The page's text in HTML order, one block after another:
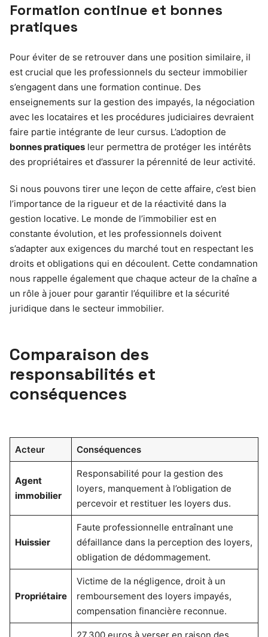
Formation continue et bonnes
pratiques
Pour éviter de se retrouver dans une position similaire, il
est crucial que les professionnels du secteur immobilier
s’engagent dans une formation continue. Des
enseignements sur la gestion des impayés, la négociation
avec les locataires et les procédures judiciaires devraient
faire partie intégrante de leur cursus. L’adoption de
bonnes pratiques leur permettra de protéger les intérêts
des propriétaires et d’assurer la pérennité de leur activité.
Si nous pouvons tirer une leçon de cette affaire, c’est bien
l’importance de la rigueur et de la réactivité dans la
gestion locative. Le monde de l’immobilier est en
constante évolution, et les professionnels doivent
s’adapter aux exigences du marché tout en respectant les
droits et obligations qui en découlent. Cette condamnation
nous rappelle également que chaque acteur de la chaîne a
un rôle à jouer pour garantir l’équilibre et la sécurité
juridique dans le secteur immobilier.
Comparaison des
responsabilités et
conséquences
Acteur Conséquences
Agent
immobilier
Responsabilité pour la gestion des
loyers, manquement à l’obligation de
percevoir et restituer les loyers dus.
Huissier
Faute professionnelle entraînant une
défaillance dans la perception des loyers,
obligation de dédommagement.
Propriétaire
Victime de la négligence, droit à un
remboursement des loyers impayés,
compensation financière reconnue.